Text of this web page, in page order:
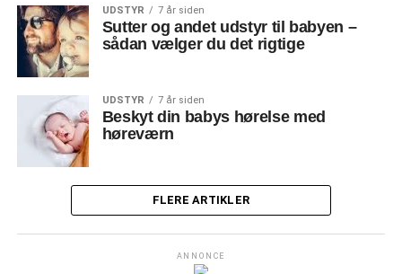
UDSTYR 7 år siden
Sutter og andet udstyr til babyen –
sådan vælger du det rigtige
UDSTYR 7 år siden
Beskyt din babys hørelse med
høreværn
FLERE ARTIKLER
ANNONCE